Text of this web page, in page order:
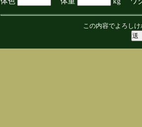
この内容でよろし